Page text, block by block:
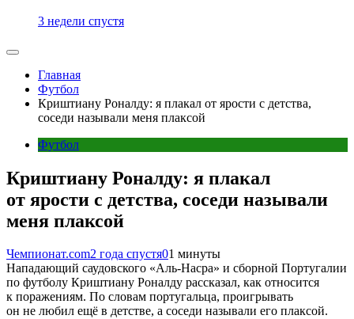
3 недели спустя
Главная
Футбол
Криштиану Роналду: я плакал от ярости с детства,
соседи называли меня плаксой
Футбол
Криштиану Роналду: я плакал
от ярости с детства, соседи называли
меня плаксой
Чемпионат.com2 года спустя01 минуты
Нападающий саудовского «Аль-Насра» и сборной Португалии
по футболу Криштиану Роналду рассказал, как относится
к поражениям. По словам португальца, проигрывать
он не любил ещё в детстве, а соседи называли его плаксой.